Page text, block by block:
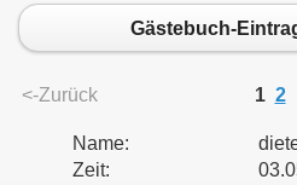
Gästebuch-
<-Zurück 1 2
Name:
Zeit: